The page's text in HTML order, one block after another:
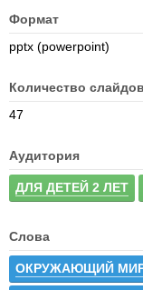
Формат
pptx (powerpoint)
Количество слайдов
47
Аудитория
ДЛЯ ДЕТЕЙ 2 ЛЕТ
Слова
ОКРУЖАЮЩИЙ